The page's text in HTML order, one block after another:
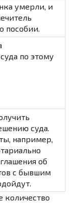
умерли, и
пособии.
по этому
суда.
например,
об
с бывшим
количество